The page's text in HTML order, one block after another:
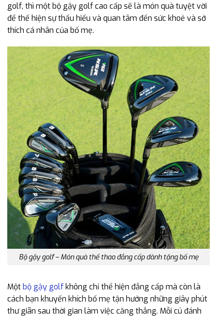
golf, thì một bộ gậy golf cao cấp sẽ là món quà tuyệt vời
để thể hiện sự thấu hiểu và quan tâm đến sức khoẻ và sở
thích cá nhân của bố mẹ.
Bộ gậy golf – Món quà thể thao đẳng cấp dành tặng bố mẹ
Mộtbộ gậy golfkhông chỉ thể hiện đẳng cấp mà còn là
cách bạn khuyến khích bố mẹ tận hưởng những giây phút
thư giãn sau thời gian làm việc căng thẳng. Mỗi cú đánh